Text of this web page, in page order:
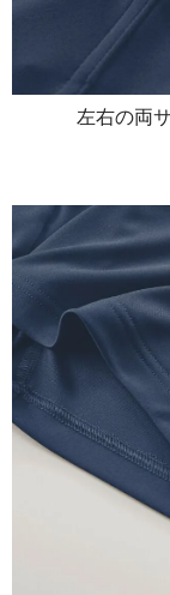
左右の両